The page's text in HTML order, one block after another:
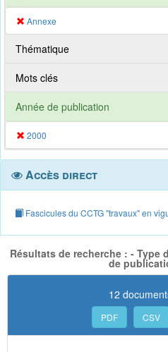
Annexe
Thématique
Mots clés
Année de publication
2000
Accès direct
Fascicules du CCTG "travaux" en
Résultats de recherche : - Type
de
12
PDF CSV